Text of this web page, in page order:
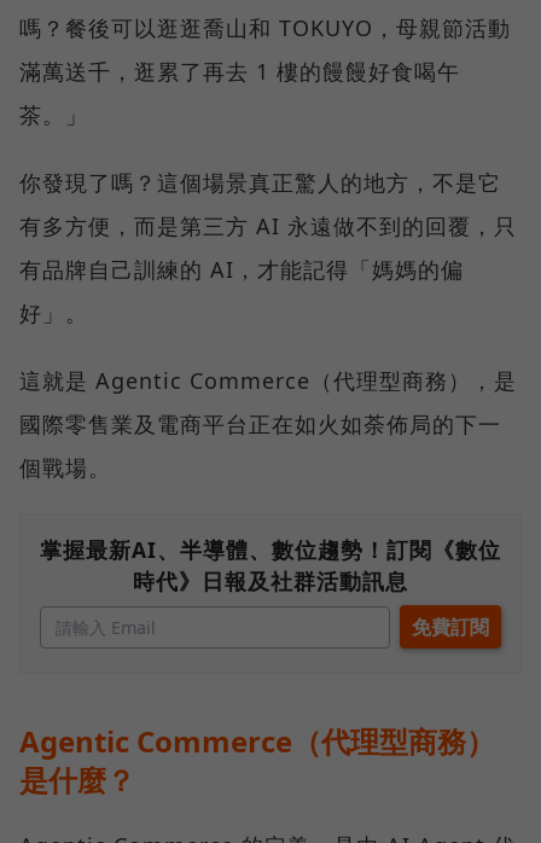
嗎？餐後可以逛逛喬山和 TOKUYO，母親節活動
滿萬送千，逛累了再去 1 樓的饅饅好食喝午
茶。」
你發現了嗎？這個場景真正驚人的地方，不是它
有多方便，而是第三方 AI 永遠做不到的回覆，只
有品牌自己訓練的 AI，才能記得「媽媽的偏
好」。
這就是 Agentic Commerce（代理型商務），是
國際零售業及電商平台正在如火如荼佈局的下一
個戰場。
掌握最新AI、半導體、數位趨勢！訂閱《數位
時代》日報及社群活動訊息
Agentic Commerce（代理型商務）
是什麼？